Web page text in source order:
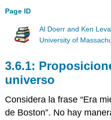
Page ID
Al Doerr and Ken
University of
universo
Considera la frase “Era
de Boston”. No hay